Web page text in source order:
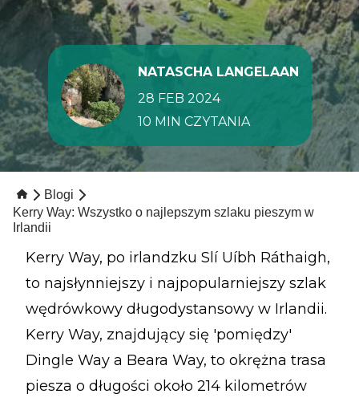
NATASCHA LANGELAAN
28 FEB 2024
10 MIN CZYTANIA
Blogi
Kerry Way: Wszystko o najlepszym szlaku pieszym w
Irlandii
Kerry Way, po irlandzku Slí Uíbh Ráthaigh,
to najsłynniejszy i najpopularniejszy szlak
wędrówkowy długodystansowy w Irlandii.
Kerry Way, znajdujący się 'pomiędzy'
Dingle Way a Beara Way, to okrężna trasa
piesza o długości około 214 kilometrów